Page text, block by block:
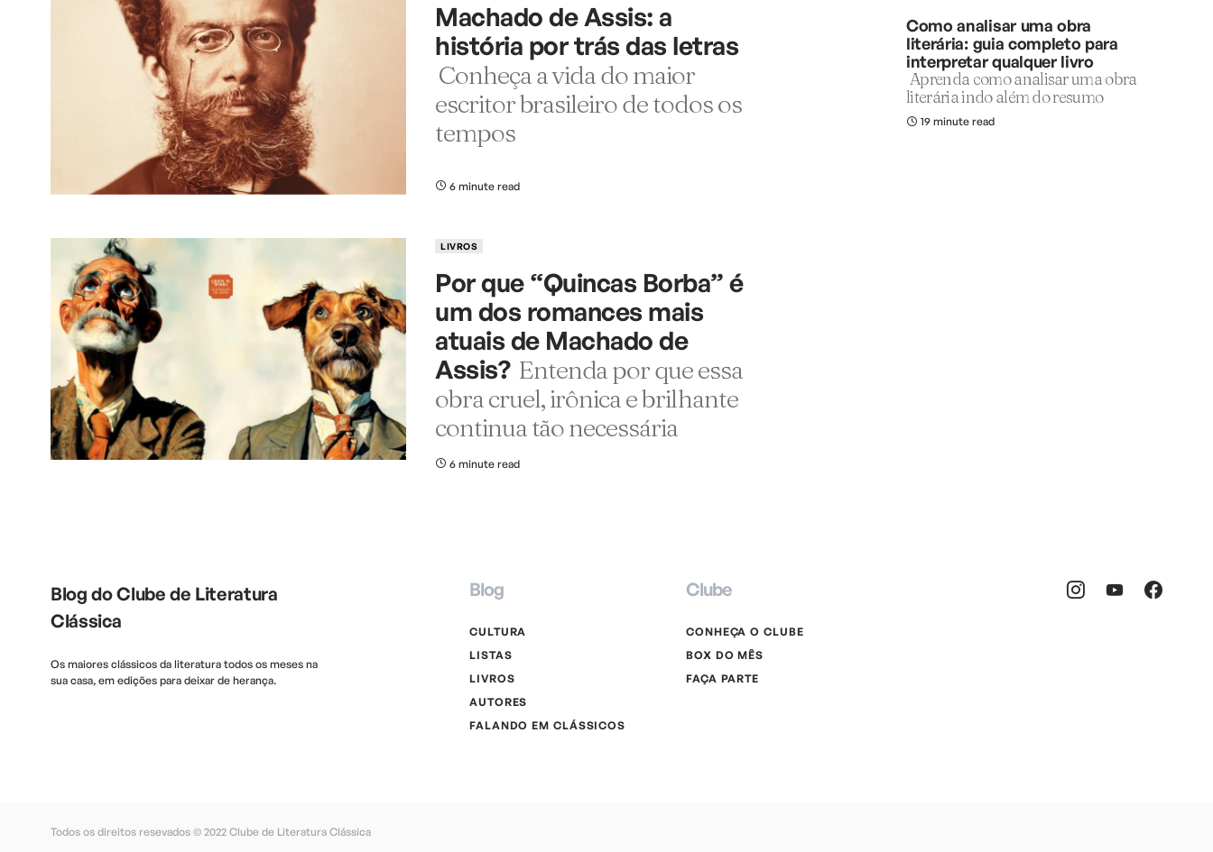
Machado de Assis: a
história por trás das letras
Conheça a vida do maior
escritor brasileiro de todos os
tempos
6 minute read
LIVROS
Por que “Quincas Borba” é
um dos romances mais
atuais de Machado de
Assis? Entenda por que essa
obra cruel, irônica e brilhante
continua tão necessária
6 minute read
Como analisar uma obra
literária: guia completo para
interpretar qualquer livro
Aprenda como analisar uma obra
literária indo além do resumo
19 minute read
Blog do Clube de Literatura
Clássica
Os maiores clássicos da literatura todos os meses na
sua casa, em edições para deixar de herança.
Blog
CULTURA
LISTAS
LIVROS
AUTORES
FALANDO EM CLÁSSICOS
Clube
CONHEÇA O CLUBE
BOX DO MÊS
FAÇA PARTE
Todos os direitos resevados © 2022 Clube de Literatura Clássica